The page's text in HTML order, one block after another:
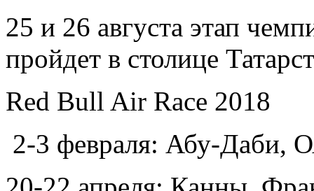
25 и 26 августа этап
пройдет в столице
Red Bull Air Race 2018
2-3 февраля: Абу-Даби,